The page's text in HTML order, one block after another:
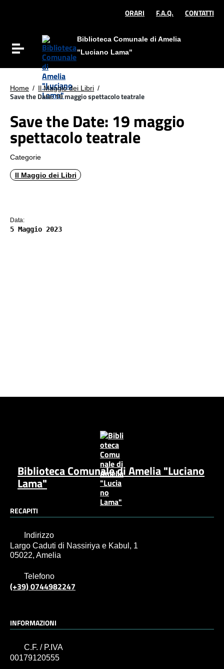
ORARI F.A.Q. CONTATTI
Attiva / disattiva la navigazione
Biblioteca Comunale di Amelia
"Luciano Lama"
Home / Il Maggio dei Libri /
Save the Date: 19 maggio spettacolo teatrale
Save the Date: 19 maggio
spettacolo teatrale
Categorie
Il Maggio dei Libri
Data:
5 Maggio 2023
Biblioteca Comunale di Amelia "Luciano
Lama"
RECAPITI
Indirizzo
Largo Caduti di Nassiriya e Kabul, 1
05022, Amelia
Telefono
(+39) 0744982247
INFORMAZIONI
C.F. / P.IVA
00179120555